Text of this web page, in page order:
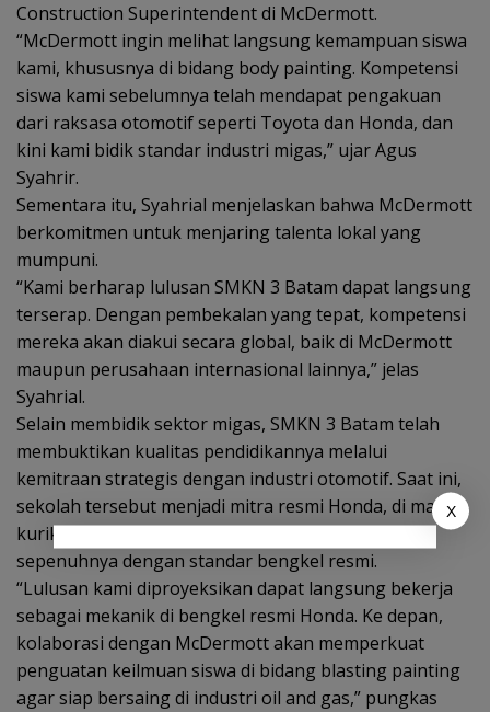
Construction Superintendent di McDermott.
“McDermott ingin melihat langsung kemampuan siswa
kami, khususnya di bidang body painting. Kompetensi
siswa kami sebelumnya telah mendapat pengakuan
dari raksasa otomotif seperti Toyota dan Honda, dan
kini kami bidik standar industri migas,” ujar Agus
Syahrir.
Sementara itu, Syahrial menjelaskan bahwa McDermott
berkomitmen untuk menjaring talenta lokal yang
mumpuni.
“Kami berharap lulusan SMKN 3 Batam dapat langsung
terserap. Dengan pembekalan yang tepat, kompetensi
mereka akan diakui secara global, baik di McDermott
maupun perusahaan internasional lainnya,” jelas
Syahrial.
Selain membidik sektor migas, SMKN 3 Batam telah
membuktikan kualitas pendidikannya melalui
kemitraan strategis dengan industri otomotif. Saat ini,
sekolah tersebut menjadi mitra resmi Honda, di mana
kurikulum yang diajarkan telah diselaraskan
sepenuhnya dengan standar bengkel resmi.
“Lulusan kami diproyeksikan dapat langsung bekerja
sebagai mekanik di bengkel resmi Honda. Ke depan,
kolaborasi dengan McDermott akan memperkuat
penguatan keilmuan siswa di bidang blasting painting
agar siap bersaing di industri oil and gas,” pungkas
X